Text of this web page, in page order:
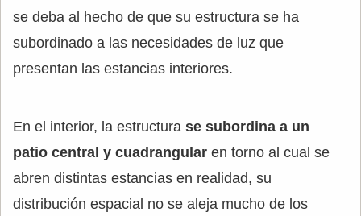
se deba al hecho de que su estructura se ha
subordinado a las necesidades de luz que
presentan las estancias interiores.
En el interior, la estructura se subordina a un
patio central y cuadrangular en torno al cual se
abren distintas estancias en realidad, su
distribución espacial no se aleja mucho de los